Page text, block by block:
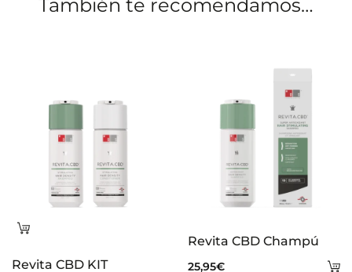
También te recomendamos…
Leer
Revita CBD KIT
Revita CBD Champú
25,95€